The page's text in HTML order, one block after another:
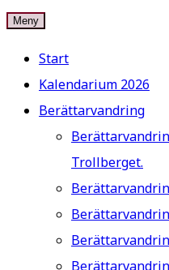
Hoppa
innehåll
Ad Metam – Storytelling
Välkommen till min
Cavallius och jag är
läsa om mig och vad jag
Meny
Start
Kalendarium 2026
Berättarvandring
Trollberget.